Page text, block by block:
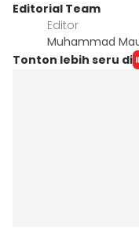
Editorial Team
Editor
Muhammad
Tonton lebih seru di